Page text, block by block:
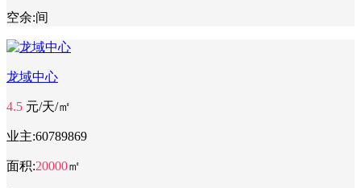
空余:间
龙域中心
4.5 元/天/㎡
业主:60789869
面积:20000㎡